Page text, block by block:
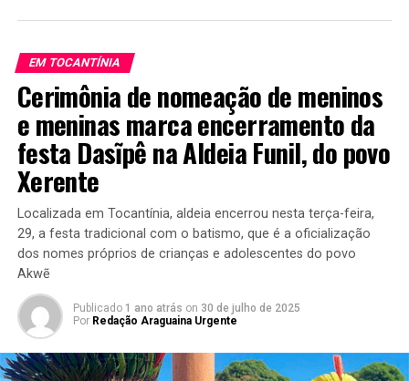
EM TOCANTÍNIA
Cerimônia de nomeação de meninos
e meninas marca encerramento da
festa Dasĩpê na Aldeia Funil, do povo
Xerente
Localizada em Tocantínia, aldeia encerrou nesta terça-feira,
29, a festa tradicional com o batismo, que é a oficialização
dos nomes próprios de crianças e adolescentes do povo
Akwẽ
Publicado 1 ano atrás on 30 de julho de 2025
Por Redação Araguaina Urgente